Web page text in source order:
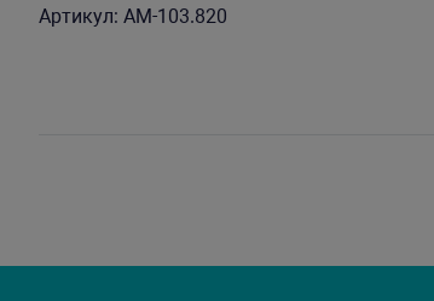
держателем
Артикул: AM-103.820